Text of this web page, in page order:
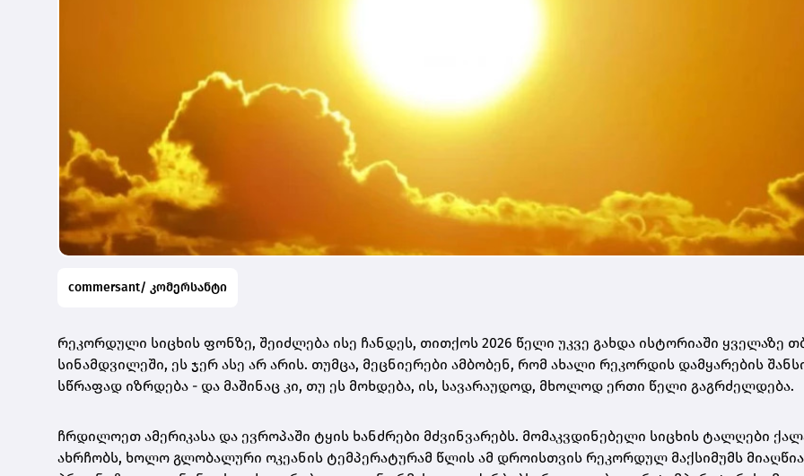
commersant/ კომერსანტი
რეკორდული სიცხის ფონზე, შეიძლება ისე ჩანდეს, თითქოს 2026 წელი უკვე გახდა ისტორიაში ყველაზე
სინამდვილეში, ეს ჯერ ასე არ არის. თუმცა, მეცნიერები ამბობენ, რომ ახალი რეკორდის დამყარების
სწრაფად იზრდება - და მაშინაც კი, თუ ეს მოხდება, ის, სავარაუდოდ, მხოლოდ ერთი წელი გაგრძელდება.
ჩრდილოეთ ამერიკასა და ევროპაში ტყის ხანძრები მძვინვარებს. მომაკვდინებელი სიცხის ტალღები
ახრჩობს, ხოლო გლობალური ოკეანის ტემპერატურამ წლის ამ დროისთვის რეკორდულ მაქსიმუმს